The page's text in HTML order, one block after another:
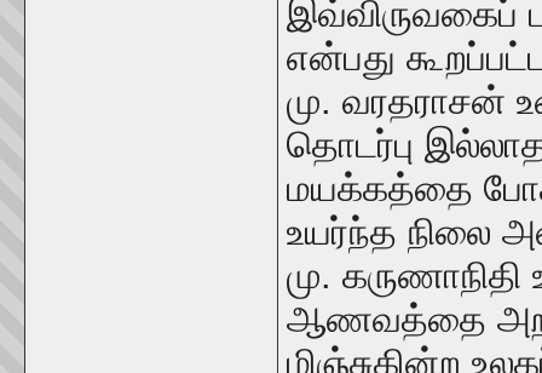
இவ்விருவகைப்
என்பது
மு. வரதராசன்
தொடர்பு
மயக்கத்தை
உயர்ந்த நிலை
மு.
ஆணவத்தை
மிஞ்சுகின்ற